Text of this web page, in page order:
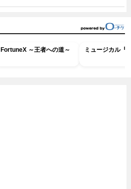
FortuneX ～王者への道～ ミュージカル『